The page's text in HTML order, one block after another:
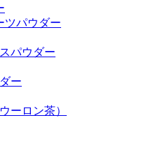
ツパウダー
パウダー
ー
ーロン茶）